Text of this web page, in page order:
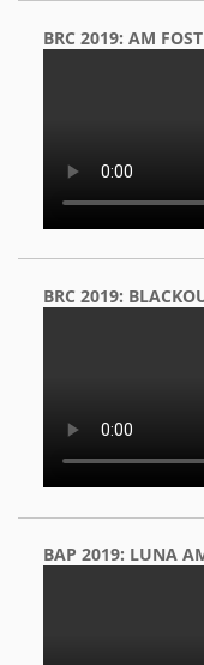
BRC 2019: AM
BRC 2019:
BAP 2019: LUNA